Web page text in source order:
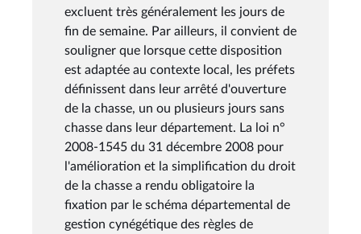
excluent très généralement les jours de
fin de semaine. Par ailleurs, il convient de
souligner que lorsque cette disposition
est adaptée au contexte local, les préfets
définissent dans leur arrêté d'ouverture
de la chasse, un ou plusieurs jours sans
chasse dans leur département. La loi n°
2008-1545 du 31 décembre 2008 pour
l'amélioration et la simplification du droit
de la chasse a rendu obligatoire la
fixation par le schéma départemental de
gestion cynégétique des règles de